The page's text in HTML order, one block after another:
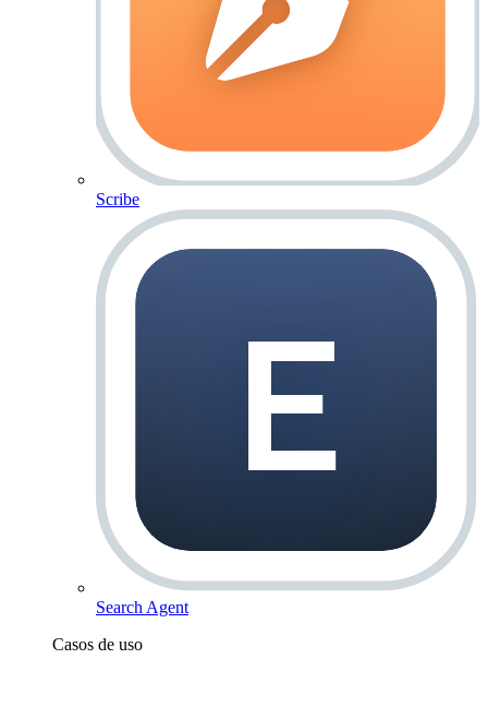
Scribe
Search Agent
Casos de uso